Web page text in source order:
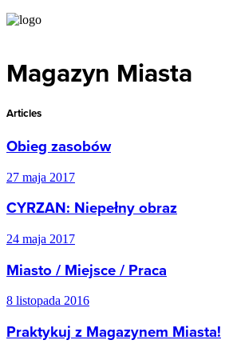
Magazyn Miasta
Articles
Obieg zasobów
27 maja 2017
CYRZAN: Niepełny obraz
24 maja 2017
Miasto / Miejsce / Praca
8 listopada 2016
Praktykuj z Magazynem Miasta!